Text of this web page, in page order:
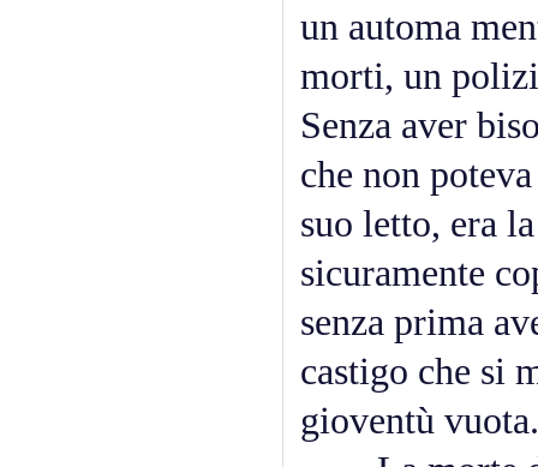
un automa
morti, un
Senza aver
che non
suo letto, era
sicuramente
senza prima
castigo che si
gioventù